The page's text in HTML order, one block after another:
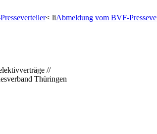
< liAbmeldung vom BVF-
//